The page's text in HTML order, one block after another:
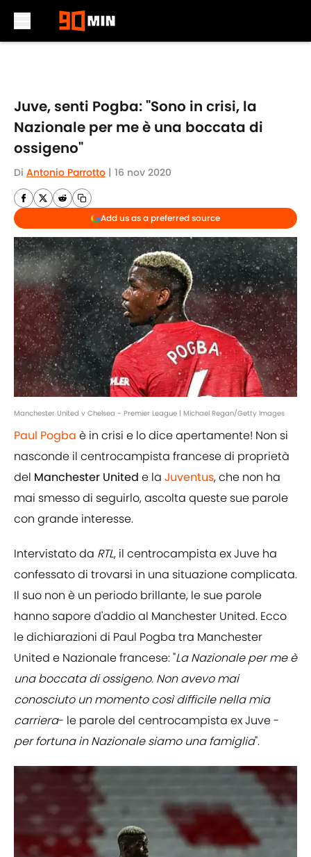
Juve, senti Pogba: "Sono in crisi, la
Nazionale per me è una boccata di
ossigeno"
Di Antonio Parrotto | 16 nov 2020
Add us as a preferred source
Manchester United v Chelsea - Premier League | Michael Regan/Getty Images
Paul Pogba è in crisi e lo dice apertamente! Non si
nasconde il centrocampista francese di proprietà
del Manchester United e la Juventus, che non ha
mai smesso di seguirlo, ascolta queste sue parole
con grande interesse.
Intervistato da RTL, il centrocampista ex Juve ha
confessato di trovarsi in una situazione complicata.
Il suo non è un periodo brillante, le sue parole
hanno sapore d'addio al Manchester United. Ecco
le dichiarazioni di Paul Pogba tra Manchester
United e Nazionale francese: "La Nazionale per me è
una boccata di ossigeno. Non avevo mai
conosciuto un momento così difficile nella mia
carriera- le parole del centrocampista ex Juve -
per fortuna in Nazionale siamo una famiglia".